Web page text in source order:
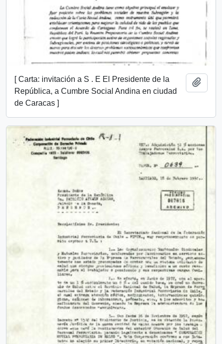
[ Carta: invitación a S . E El Presidente de la
República, a Cumbre Social Andina en ciudad
de Caracas ]